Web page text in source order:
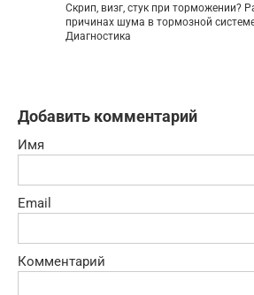
Скрип, визг, стук при торможении?
причинах шума в тормозной
Диагностика
Добавить комментарий
Имя
Email
Комментарий